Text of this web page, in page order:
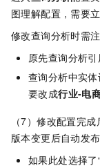
图理解配置，需要
修改查询分析时需
原先查询分析
查询分析中实
要改成行业-电
（7）修改配置完
版本变更后自动发布
如果此处选择